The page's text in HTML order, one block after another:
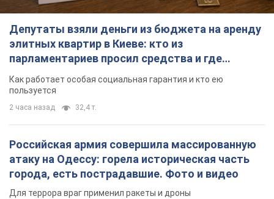
Депутаты взяли деньги из бюджета на аренду
элитных квартир в Киеве: кто из
парламентариев просил средства и где
поселился
Как работает особая социальная гарантия и кто ею
пользуется
2 часа назад 32,4 т.
Российская армия совершила массированную
атаку на Одессу: горела историческая часть
города, есть пострадавшие. Фото и видео
Для террора враг применил ракеты и дроны